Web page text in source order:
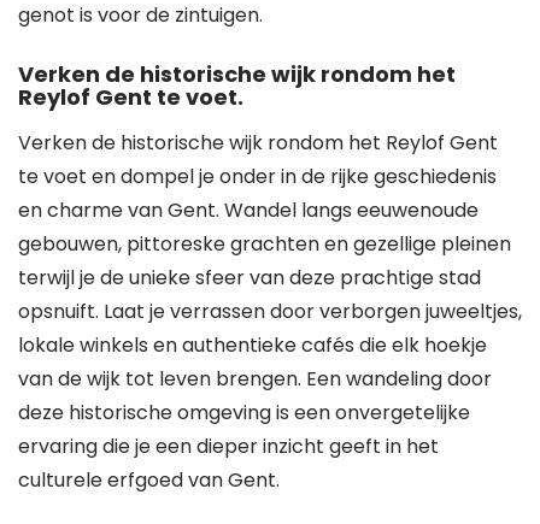
genot is voor de zintuigen.
Verken de historische wijk rondom het
Reylof Gent te voet.
Verken de historische wijk rondom het Reylof Gent
te voet en dompel je onder in de rijke geschiedenis
en charme van Gent. Wandel langs eeuwenoude
gebouwen, pittoreske grachten en gezellige pleinen
terwijl je de unieke sfeer van deze prachtige stad
opsnuift. Laat je verrassen door verborgen juweeltjes,
lokale winkels en authentieke cafés die elk hoekje
van de wijk tot leven brengen. Een wandeling door
deze historische omgeving is een onvergetelijke
ervaring die je een dieper inzicht geeft in het
culturele erfgoed van Gent.